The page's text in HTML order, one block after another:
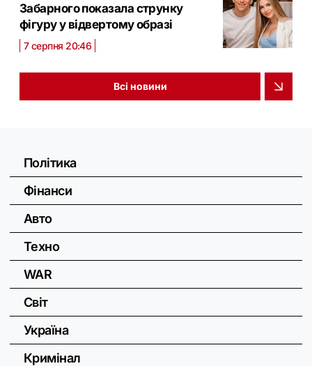
Забарного показала струнку
фігуру у відвертому образі
7 серпня 20:46
Всі новини
Політика
Фінанси
Авто
Техно
WAR
Світ
Україна
Кримінал